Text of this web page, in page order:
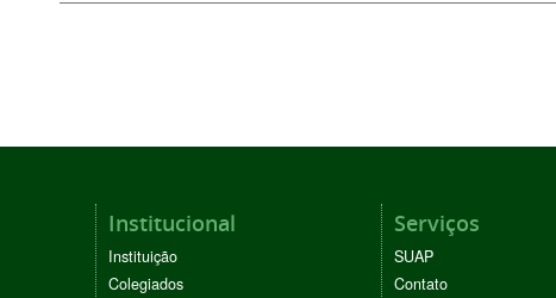
Institucional
Instituição
Colegiados
Serviços
SUAP
Contato